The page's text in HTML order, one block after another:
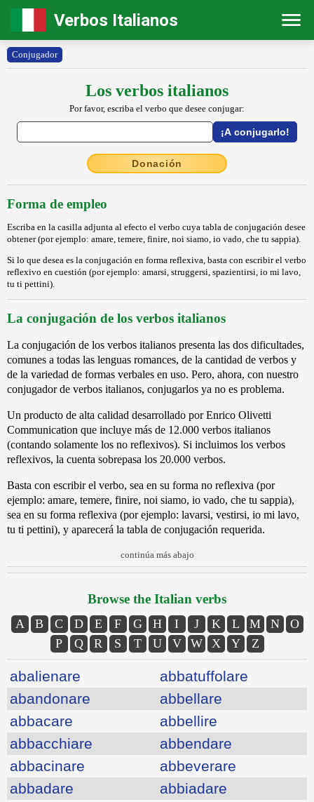
Verbos Italianos
Conjugador
Los verbos italianos
Por favor, escriba el verbo que desee conjugar:
Donación
Forma de empleo
Escriba en la casilla adjunta al efecto el verbo cuya tabla de conjugación desee
obtener (por ejemplo: amare, temere, finire, noi siamo, io vado, che tu sappia).
Si lo que desea es la conjugación en forma reflexiva, basta con escribir el verbo
reflexivo en cuestión (por ejemplo: amarsi, struggersi, spazientirsi, io mi lavo,
tu ti pettini).
La conjugación de los verbos italianos
La conjugación de los verbos italianos presenta las dos dificultades,
comunes a todas las lenguas romances, de la cantidad de verbos y
de la variedad de formas verbales en uso. Pero, ahora, con nuestro
conjugador de verbos italianos, conjugarlos ya no es problema.
Un producto de alta calidad desarrollado por Enrico Olivetti
Communication que incluye más de 12.000 verbos italianos
(contando solamente los no reflexivos). Si incluimos los verbos
reflexivos, la cuenta sobrepasa los 20.000 verbos.
Basta con escribir el verbo, sea en su forma no reflexiva (por
ejemplo: amare, temere, finire, noi siamo, io vado, che tu sappia),
sea en su forma reflexiva (por ejemplo: lavarsi, vestirsi, io mi lavo,
tu ti pettini), y aparecerá la tabla de conjugación requerida.
continúa más abajo
Browse the Italian verbs
A B C D E F G H I J K L M N
O
P
Q R S T U V W X Y Z
abalienare
abbatuffolare
abandonare
abbellare
abbacare
abbellire
abbacchiare
abbendare
abbacinare
abbeverare
abbadare
abbiadare